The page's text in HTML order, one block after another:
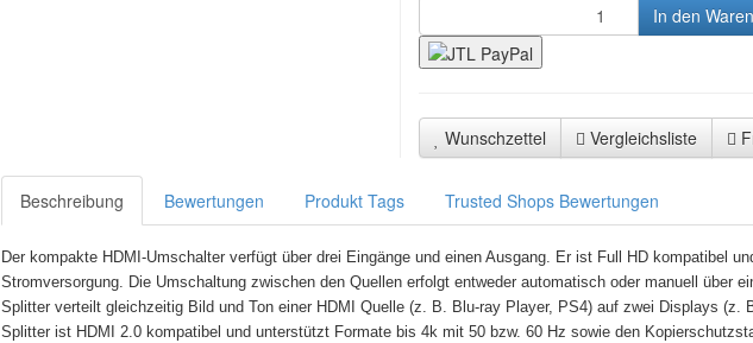
In den
Wunschzettel Vergleichsliste
Beschreibung Bewertungen Produkt Tags Trusted Shops Bewertungen
Der kompakte HDMI-Umschalter verfügt über drei Eingänge und einen Ausgang. Er ist Full HD kompatibel
Stromversorgung. Die Umschaltung zwischen den Quellen erfolgt entweder automatisch oder manuell über
Splitter verteilt gleichzeitig Bild und Ton einer HDMI Quelle (z. B. Blu-ray Player, PS4) auf zwei Displays (z.
Splitter ist HDMI 2.0 kompatibel und unterstützt Formate bis 4k mit 50 bzw. 60 Hz sowie den